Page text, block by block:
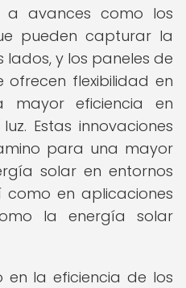
a avances como los
pueden capturar la
y los paneles de
flexibilidad en
mayor eficiencia en
Estas innovaciones
para una mayor
solar en entornos
como en aplicaciones
la energía solar
en la eficiencia de los